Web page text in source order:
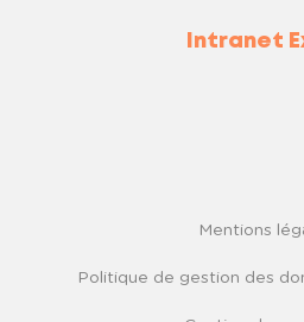
Intranet
Mentions
Politique de gestion des